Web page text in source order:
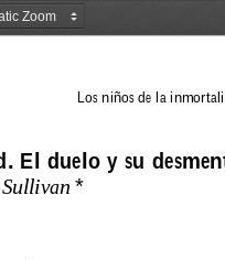
Los niños de la
El duelo y su
ullivan *